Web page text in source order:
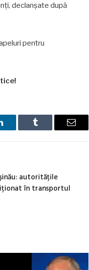
declanșate după
pentru
Tumblr Email
autoritățile
în transportul